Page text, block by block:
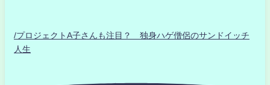
/プロジェクトA子さんも注目？ 独身ハゲ僧侶のサンドイッチ
人生